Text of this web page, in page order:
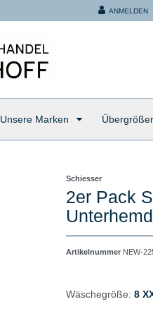
ANMELDEN
Unsere Marken
Schiesser
2er Pack
Artikelnummer NEW-
Wäschegröße: 8